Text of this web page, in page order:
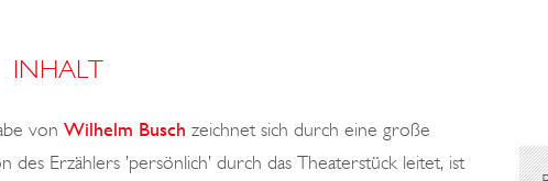
INHALT
von Wilhelm Busch zeichnet sich durch eine große
des Erzählers ’persönlich’ durch das Theaterstück leitet, ist